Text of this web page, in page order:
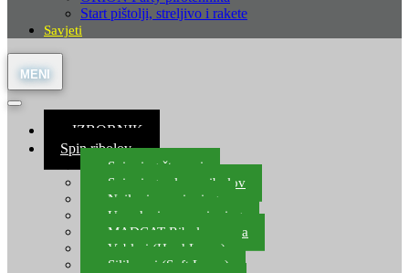
Start pištolji, streljivo i rakete
Savjeti
≡ IZBORNIK
Spin ribolov
Spinning štapovi
Spinning role za ribolov
Najloni za spinning
Upredenice za spinning
MADCAT Ribolov soma
Vobleri (Hard Lures)
Silikonci (Soft Lures)